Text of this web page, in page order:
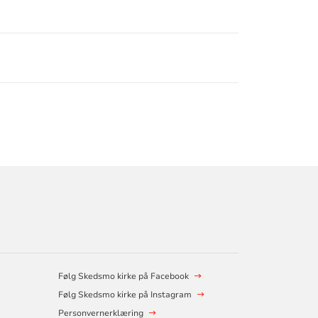
Følg Skedsmo kirke på Facebook
Følg Skedsmo kirke på Instagram
Personvernerklæring